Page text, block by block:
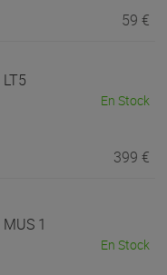
59 €
LT5
En Stock
399 €
MUS 1
En Stock